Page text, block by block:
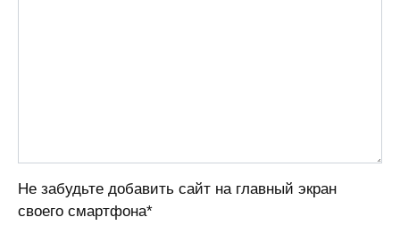
Не забудьте добавить сайт на главный экран
своего смартфона*